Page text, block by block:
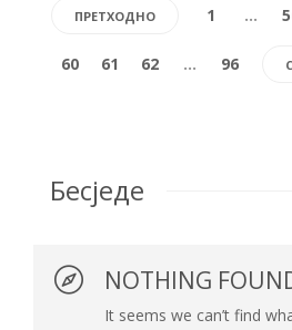
ПРЕТХОДНО 1 …
60 61 62 … 96
Бесједе
NOTHING
It seems we can’t find